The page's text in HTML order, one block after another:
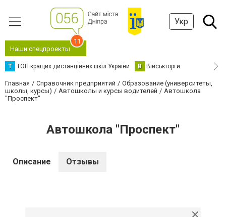
Укр
Наши спецпроекты
11
Т ТОП кращих дистанційних шкіл України В Військторги
Главная Справочник предприятий
Образование (университеты,
школы, курсы)
Автошколы и курсы водителей
Автошкола
"Проспект"
Автошкола "Проспект"
Описание Отзывы